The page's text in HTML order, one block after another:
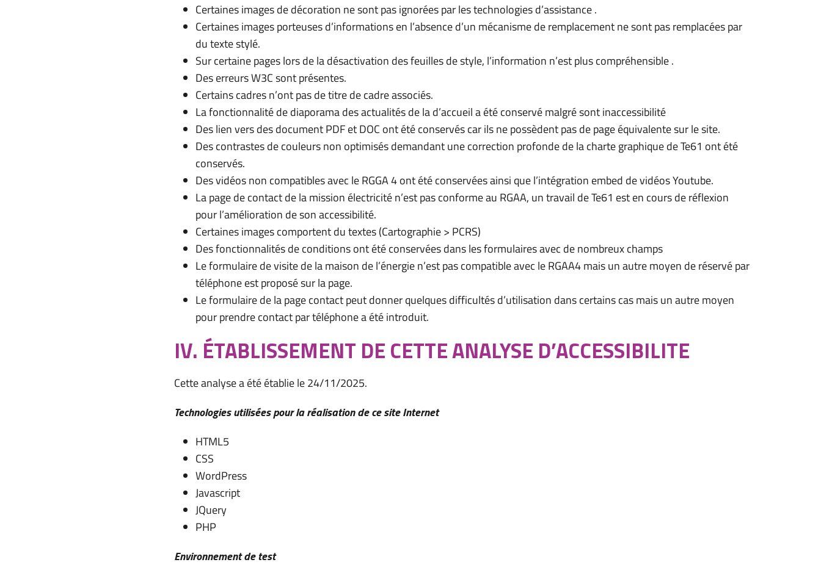
Certaines images de décoration ne sont pas ignorées par les technologies d’assistance .
Certaines images porteuses d’informations en l’absence d’un mécanisme de remplacement ne sont pas remplacées par
du texte stylé.
Sur certaine pages lors de la désactivation des feuilles de style, l’information n’est plus compréhensible .
Des erreurs W3C sont présentes.
Certains cadres n’ont pas de titre de cadre associés.
La fonctionnalité de diaporama des actualités de la d’accueil a été conservé malgré sont inaccessibilité
Des lien vers des document PDF et DOC ont été conservés car ils ne possèdent pas de page équivalente sur le site.
Des contrastes de couleurs non optimisés demandant une correction profonde de la charte graphique de Te61 ont été
conservés.
Des vidéos non compatibles avec le RGGA 4 ont été conservées ainsi que l’intégration embed de vidéos Youtube.
La page de contact de la mission électricité n’est pas conforme au RGAA, un travail de Te61 est en cours de réflexion
pour l’amélioration de son accessibilité.
Certaines images comportent du textes (Cartographie > PCRS)
Des fonctionnalités de conditions ont été conservées dans les formulaires avec de nombreux champs
Le formulaire de visite de la maison de l’énergie n’est pas compatible avec le RGAA4 mais un autre moyen de réservé par
téléphone est proposé sur la page.
Le formulaire de la page contact peut donner quelques difficultés d’utilisation dans certains cas mais un autre moyen
pour prendre contact par téléphone a été introduit.
IV. ÉTABLISSEMENT DE CETTE ANALYSE D’ACCESSIBILITE
Cette analyse a été établie le 24/11/2025.
Technologies utilisées pour la réalisation de ce site Internet
HTML5
CSS
WordPress
Javascript
JQuery
PHP
Environnement de test